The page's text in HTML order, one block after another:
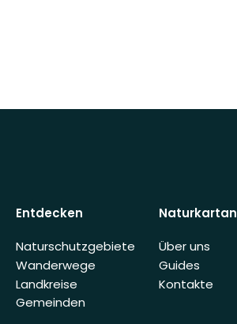
Entdecken
Naturschutzgebiete
Wanderwege
Landkreise
Gemeinden
Naturkartan
Über uns
Guides
Kontakte